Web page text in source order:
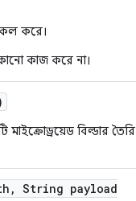
করে।
কাজ করে না।
বিল্ডার তৈরি
, String payload